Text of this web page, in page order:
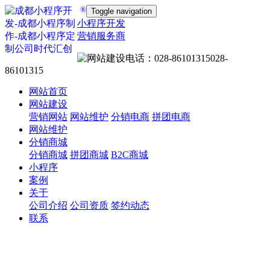
Toggle navigation
®
小程序开发
营销服务商
028-
86101315
网站首页
网站建设
营销网站 网站维护 分销电商 拼团电商
网站维护
分销商城
分销商城 拼团商城 B2C商城
小程序
案例
关于
公司介绍 公司资质 签约动态
联系